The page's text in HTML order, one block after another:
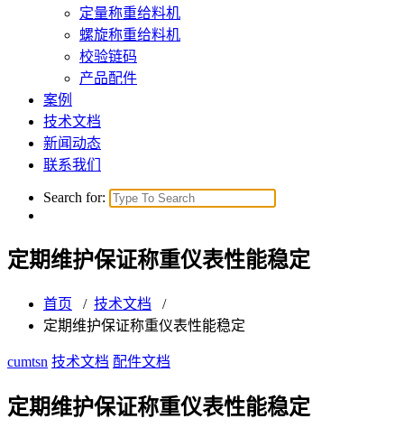
定量称重给料机
螺旋称重给料机
校验链码
产品配件
案例
技术文档
新闻动态
联系我们
Search for:
定期维护保证称重仪表性能稳定
首页 / 技术文档 /
定期维护保证称重仪表性能稳定
cumtsn 技术文档 配件文档
定期维护保证称重仪表性能稳定